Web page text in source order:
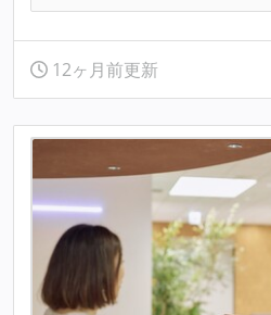
12ヶ月前更新